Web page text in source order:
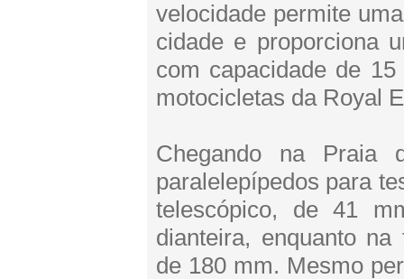
velocidade permite
cidade e proporciona
com capacidade de
motocicletas da Royal
Chegando na Praia
paralelepípedos para
telescópico, de 41
dianteira, enquanto
de 180 mm. Mesmo